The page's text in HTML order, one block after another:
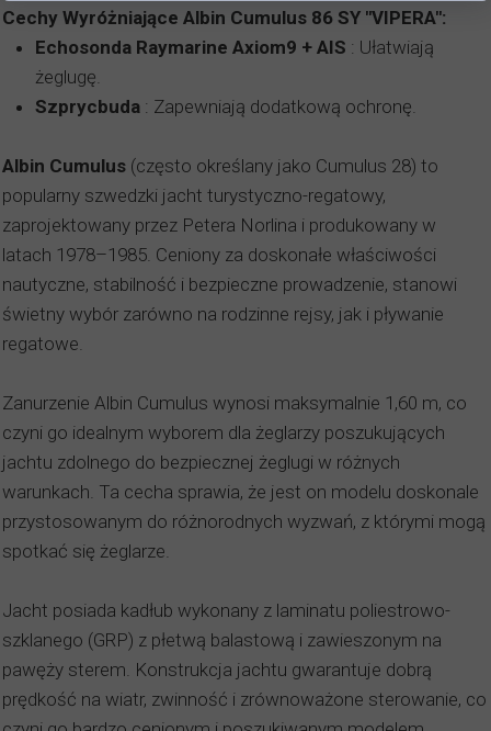
Cechy Wyróżniające Albin Cumulus 86 SY "VIPERA":
Echosonda Raymarine Axiom9 + AIS : Ułatwiają
żeglugę.
Szprycbuda : Zapewniają dodatkową ochronę.
Albin Cumulus (często określany jako Cumulus 28) to
popularny szwedzki jacht turystyczno-regatowy,
zaprojektowany przez Petera Norlina i produkowany w
latach 1978–1985. Ceniony za doskonałe właściwości
nautyczne, stabilność i bezpieczne prowadzenie, stanowi
świetny wybór zarówno na rodzinne rejsy, jak i pływanie
regatowe.
Zanurzenie Albin Cumulus wynosi maksymalnie 1,60 m, co
czyni go idealnym wyborem dla żeglarzy poszukujących
jachtu zdolnego do bezpiecznej żeglugi w różnych
warunkach. Ta cecha sprawia, że jest on modelu doskonale
przystosowanym do różnorodnych wyzwań, z którymi mogą
spotkać się żeglarze.
Jacht posiada kadłub wykonany z laminatu poliestrowo-
szklanego (GRP) z płetwą balastową i zawieszonym na
pawęży sterem. Konstrukcja jachtu gwarantuje dobrą
prędkość na wiatr, zwinność i zrównoważone sterowanie, co